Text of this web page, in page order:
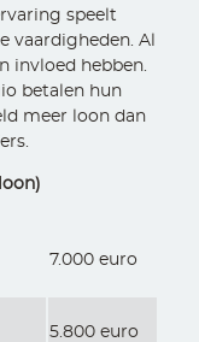
speelt
vaardigheden. Al
invloed hebben.
betalen hun
meer loon dan
7.000 euro
5.800 euro